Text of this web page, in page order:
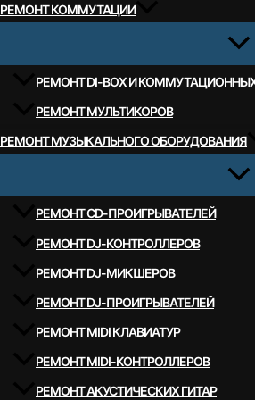
РЕМОНТ КОММУТАЦИИ
РЕМОНТ DI-BOX И
РЕМОНТ МУЛЬТИКОРОВ
РЕМОНТ МУЗЫКАЛЬНОГО ОБОРУДОВАНИЯ
РЕМОНТ CD-ПРОИГРЫВАТЕЛЕЙ
РЕМОНТ DJ-КОНТРОЛЛЕРОВ
РЕМОНТ DJ-МИКШЕРОВ
РЕМОНТ DJ-ПРОИГРЫВАТЕЛЕЙ
РЕМОНТ MIDI КЛАВИАТУР
РЕМОНТ MIDI-КОНТРОЛЛЕРОВ
РЕМОНТ АКУСТИЧЕСКИХ ГИТАР